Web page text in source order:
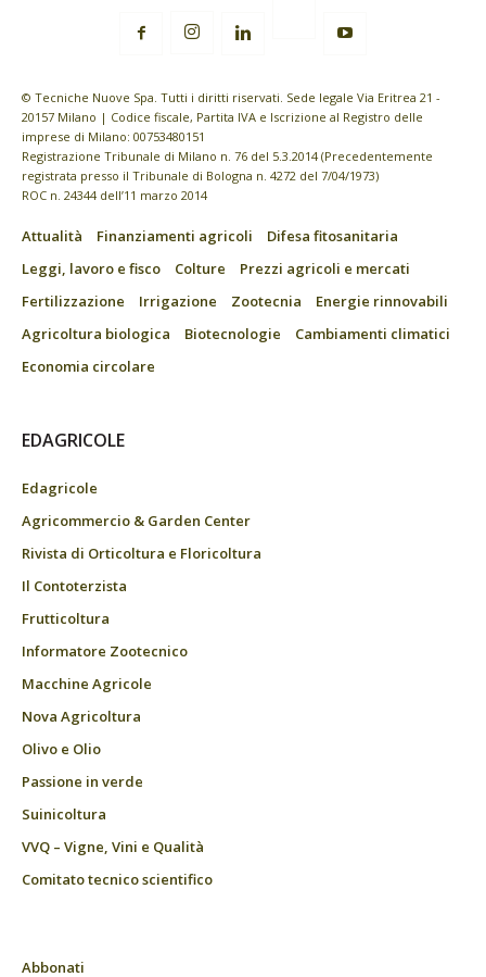
© Tecniche Nuove Spa. Tutti i diritti riservati. Sede legale Via Eritrea 21 -
20157 Milano | Codice fiscale, Partita IVA e Iscrizione al Registro delle
imprese di Milano: 00753480151
Registrazione Tribunale di Milano n. 76 del 5.3.2014 (Precedentemente
registrata presso il Tribunale di Bologna n. 4272 del 7/04/1973)
ROC n. 24344 dell’11 marzo 2014
Attualità Finanziamenti agricoli
Difesa fitosanitaria
Leggi, lavoro e fisco
Colture
Prezzi agricoli e mercati
Fertilizzazione
Irrigazione Zootecnia
Energie rinnovabili
Agricoltura biologica
Biotecnologie
Cambiamenti climatici
Economia circolare
EDAGRICOLE
Edagricole
Agricommercio & Garden Center
Rivista di Orticoltura e Floricoltura
Il Contoterzista
Frutticoltura
Informatore Zootecnico
Macchine Agricole
Nova Agricoltura
Olivo e Olio
Passione in verde
Suinicoltura
VVQ – Vigne, Vini e Qualità
Comitato tecnico scientifico
Abbonati